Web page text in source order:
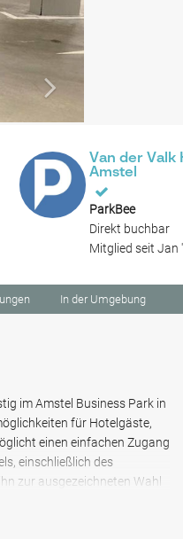
Van der Valk
Amstel
ParkBee
Direkt buchbar
Mitglied seit Jan
In der Umgebung
im Amstel Business Park in
für Hotelgäste,
einen einfachen Zugang
einschließlich des
zur ausgezeichneten Wahl
möchten.